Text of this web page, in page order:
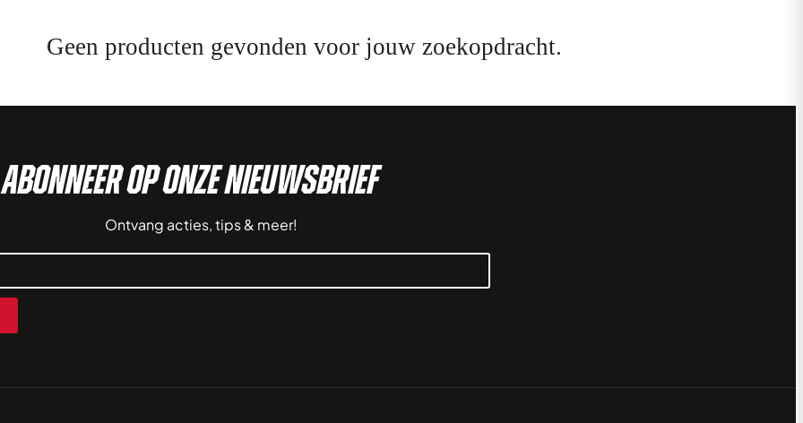
Geen producten gevonden voor jouw zoekopdracht.
ABonneer op onze nieuwsbrief
Ontvang acties, tips & meer!